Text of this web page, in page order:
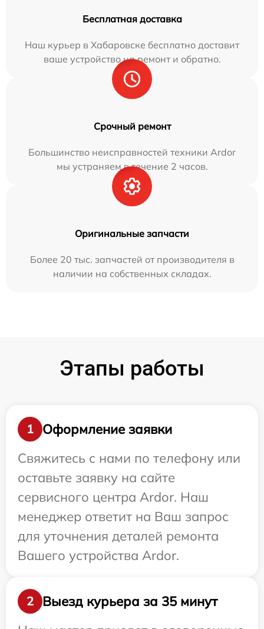
Бесплатная доставка
Наш курьер в Хабаровске бесплатно доставит
ваше устройство на ремонт и обратно.
Срочный ремонт
Большинство неисправностей техники Ardor
мы устраняем в течение 2 часов.
Оригинальные запчасти
Более 20 тыс. запчастей от производителя в
наличии на собственных складах.
Этапы работы
1
Оформление заявки
Свяжитесь с нами по телефону или
оставьте заявку на сайте
сервисного центра Ardor. Наш
менеджер ответит на Ваш запрос
для уточнения деталей ремонта
Вашего устройства Ardor.
2
Выезд курьера за 35 минут